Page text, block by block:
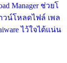
Manager ช่วยโ
วน์โหลดไฟล์ เพล
ไว้ใจได้แน่น